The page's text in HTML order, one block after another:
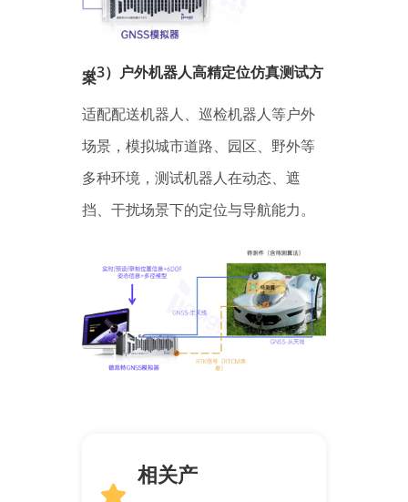
（3）户外机器人高精定位仿真测试方
案
适配配送机器人、巡检机器人等户外
场景，模拟城市道路、园区、野外等
多种环境，测试机器人在动态、遮
挡、干扰场景下的定位与导航能力。
相关产